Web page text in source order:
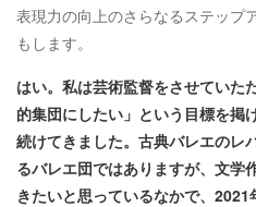
表現力の向上のさらなるステップ
もします。
はい。私は芸術監督をさせていた
的集団にしたい」という目標を掲
続けてきました。古典バレエのレ
るバレエ団ではありますが、文学
きたいと思っているなかで、